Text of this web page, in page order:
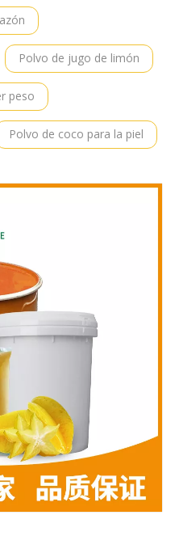
Polvo de jugo de limón
peso
Polvo de coco para la piel